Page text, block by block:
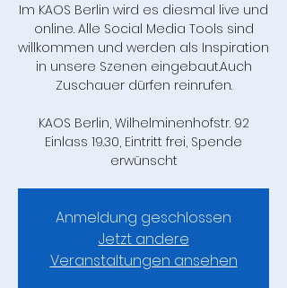
Im KAOS Berlin wird es diesmal live und
online. Alle Social Media Tools sind
willkommen und werden als Inspiration
in unsere Szenen eingebaut.Auch
Zuschauer dürfen reinrufen.
KAOS Berlin, Wilhelminenhofstr. 92
Einlass 19.30, Eintritt frei, Spende
erwünscht
Anmeldung geschlossen
Jetzt andere
Veranstaltungen ansehen